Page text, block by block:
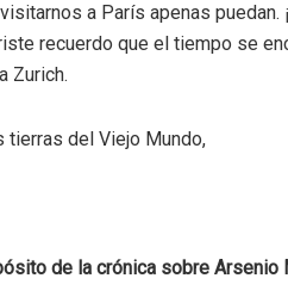
a París apenas puedan.
recuerdo que el tiempo se
Zurich.
tierras del Viejo Mundo,
de la crónica sobre Arsenio